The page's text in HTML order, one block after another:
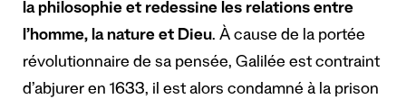
la philosophie et redessine les relations entre
l’homme, la nature et Dieu. À cause de la portée
révolutionnaire de sa pensée, Galilée est contraint
d’abjurer en 1633, il est alors condamné à la prison